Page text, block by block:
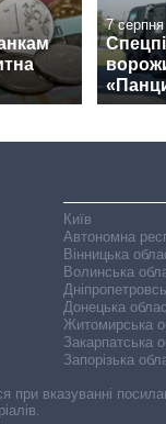
7 серпня
Київ
Автономна
Вінницька
Волинська
Донецька
Житомирська
Закарпатська
Запорізька
при вказуванні